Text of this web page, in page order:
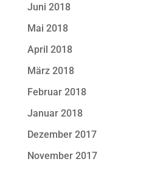
Juni 2018
Mai 2018
April 2018
März 2018
Februar 2018
Januar 2018
Dezember 2017
November 2017